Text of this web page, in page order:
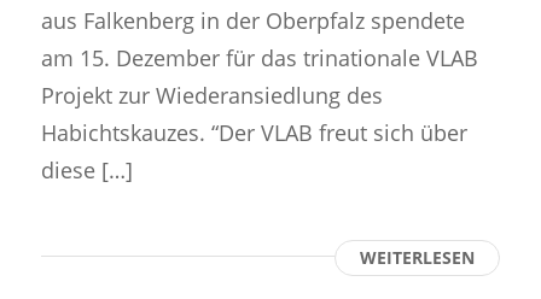
aus Falkenberg in der Oberpfalz spendete
am 15. Dezember für das trinationale VLAB
Projekt zur Wiederansiedlung des
Habichtskauzes. “Der VLAB freut sich über
diese […]
WEITERLESEN